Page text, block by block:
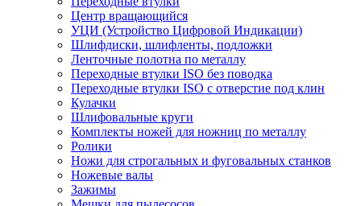
Центр вращающийся
УЦИ (Устройство Цифровой Индикации)
Шлифдиски, шлифленты, подложки
Ленточные полотна по металлу
Переходные втулки ISO без поводка
Переходные втулки ISO с отверстие под клин
Кулачки
Шлифовальные круги
Комплекты ножей для ножниц по металлу
Ролики
Ножи для строгальных и фуговальных станков
Ножевые валы
Зажимы